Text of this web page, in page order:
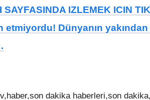
SAYFASINDA IZLEMEK ICIN
etmiyordu! Dünyanın
dakika haberleri,son